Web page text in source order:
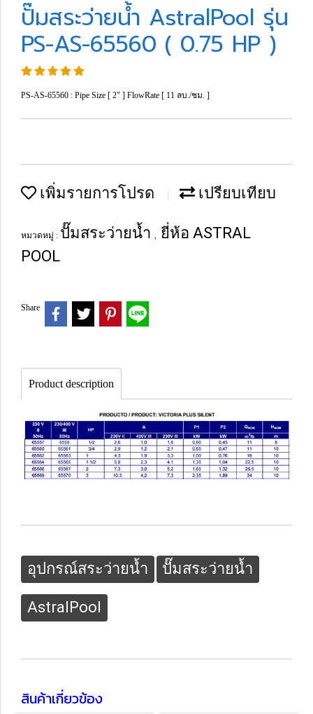
ปั๊มสระว่ายน้ำ AstralPool รุ่น
PS-AS-65560 ( 0.75 HP )
PS-AS-65560 : Pipe Size [ 2" ] FlowRate [ 11 ลบ./ชม. ]
เพิ่มรายการโปรด เปรียบเทียบ
หมวดหมู่ : ปั๊มสระว่ายน้ำ , ยี่ห้อ ASTRAL
POOL
Share
Product description
อุปกรณ์สระว่ายน้ำ ปั๊มสระว่ายน้ำ
AstralPool
สินค้าเกี่ยวข้อง